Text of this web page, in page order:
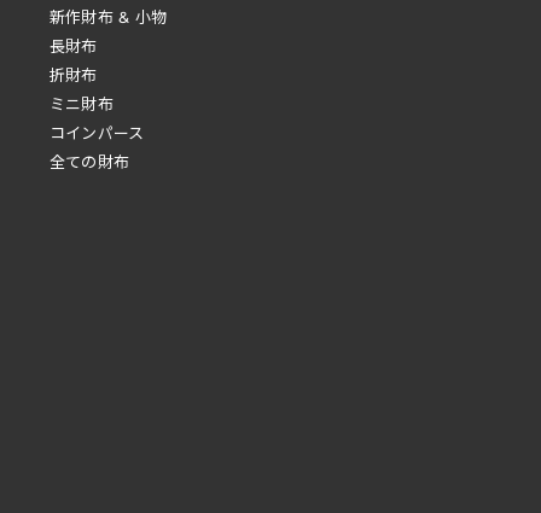
新作財布 & 小物
長財布
折財布
ミニ財布
コインパース
全ての財布